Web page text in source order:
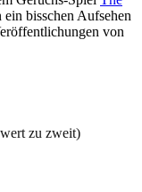
bisschen Aufsehen
von
zu zweit)